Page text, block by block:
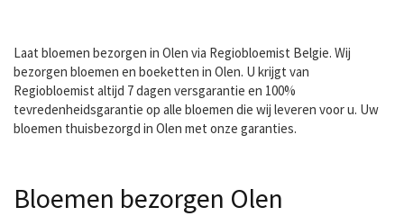
Laat bloemen bezorgen in Olen via Regiobloemist Belgie. Wij
bezorgen bloemen en boeketten in Olen. U krijgt van
Regiobloemist altijd 7 dagen versgarantie en 100%
tevredenheidsgarantie op alle bloemen die wij leveren voor u. Uw
bloemen thuisbezorgd in Olen met onze garanties.
Bloemen bezorgen Olen